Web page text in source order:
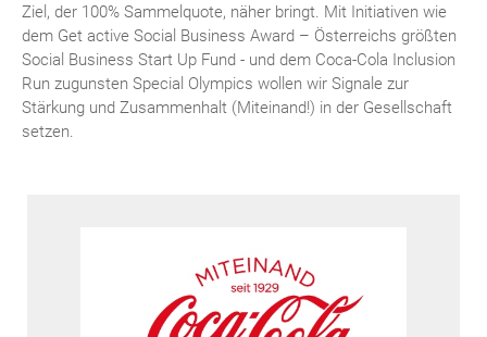
Ziel, der 100% Sammelquote, näher bringt. Mit Initiativen wie
dem Get active Social Business Award – Österreichs größten
Social Business Start Up Fund - und dem Coca-Cola Inclusion
Run zugunsten Special Olympics wollen wir Signale zur
Stärkung und Zusammenhalt (Miteinand!) in der Gesellschaft
setzen.